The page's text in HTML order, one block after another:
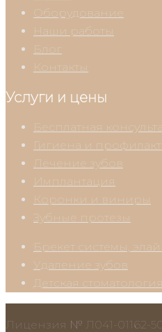
Оборудование
Наши работы
Блог
Контакты
Услуги и цены
Бесплатная
Гигиена и
Лечение зубов
Имплантация
Коронки и виниры
Зубные протезы
Брекет системы,
Удаление зубов
Детская стоматология
Лицензия № Л041-01162-